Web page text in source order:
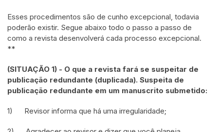
Esses procedimentos são de cunho excepcional, todavia
poderão existir. Segue abaixo todo o passo a passo de
como a revista desenvolverá cada processo excepcional.
**
(SITUAÇÃO 1) - O que a revista fará se suspeitar de
publicação redundante (duplicada). Suspeita de
publicação redundante em um manuscrito submetido:
1) Revisor informa que há uma irregularidade;